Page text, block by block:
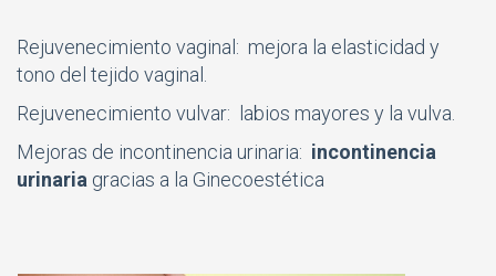
Rejuvenecimiento vaginal: mejora la elasticidad y
tono del tejido vaginal.
Rejuvenecimiento vulvar: labios mayores y la vulva.
Mejoras de incontinencia urinaria: incontinencia
urinaria gracias a la Ginecoestética